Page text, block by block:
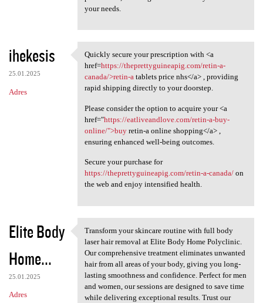
your needs.
ihekesis
25.01.2025
Adres
Quickly secure your
Quickly secure your prescription with <a
href=https://theprettyguineapig.com/retin-a-
canada/>retin-atablets price nhs</a> , providing
rapid shipping directly to your doorstep.
Please consider the option to acquire your <a
href="https://eatliveandlove.com/retin-a-buy-
online/">buyretin-a online shopping</a> ,
ensuring enhanced well-being outcomes.
Secure your purchase for
https://theprettyguineapig.com/retin-a-canada/on
the web and enjoy intensified health.
Elite Body
Home...
25.01.2025
Adres
Transform your skincare
Transform your skincare routine with full body
laser hair removal at Elite Body Home Polyclinic.
Our comprehensive treatment eliminates unwanted
hair from all areas of your body, giving you long-
lasting smoothness and confidence. Perfect for men
and women, our sessions are designed to save time
while delivering exceptional results. Trust our